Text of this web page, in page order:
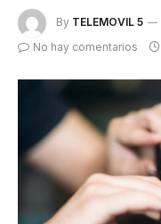
By TELEMOVIL 5
No hay comentarios